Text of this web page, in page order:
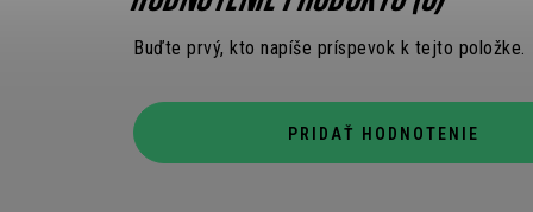
Buďte prvý, kto napíše príspevok k tejto položke.
PRIDAŤ HODNOTENIE